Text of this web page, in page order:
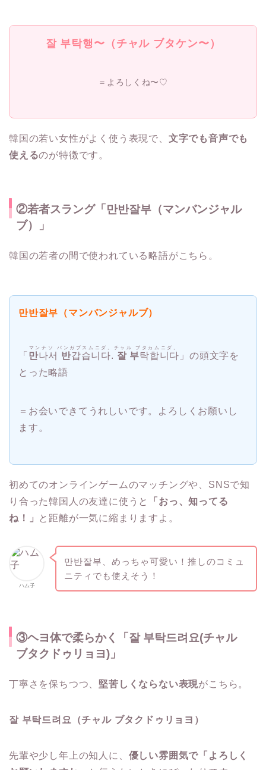
잘 부탁행〜（チャル ブタケン〜）
＝よろしくね〜♡
韓国の若い女性がよく使う表現で、 文字でも音声でも
使えるのが特徴です。
②若者スラング「만반잘부（マンバンジャル
ブ）」
韓国の若者の間で使われている略語がこちら。
만반잘부（マンバンジャルブ）
「 만나서 반갑습니다. 잘 부탁합니다
マンナソ パンガプスムニダ。チャル ブタカムニダ。
」の頭文字を
とった略語
＝お会いできてうれしいです。よろしくお願いし
ます。
初めてのオンラインゲームのマッチングや、SNSで知
り合った韓国人の友達に使うと
「おっ、知ってる
ね！」
と距離が一気に縮まりますよ。
ハム子
만반잘부、めっちゃ可愛い！推しのコミュ
ニティでも使えそう！
③ヘヨ体で柔らかく「잘 부탁드려요(チャル
ブタクドゥリョヨ)」
丁寧さを保ちつつ、 堅苦しくならない表現がこちら。
잘 부탁드려요（チャル ブタクドゥリョヨ）
先輩や少し年上の知人に、 優しい雰囲気で「よろしく